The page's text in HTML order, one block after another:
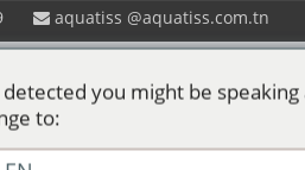
aquatiss aquatiss.com.tn
you might be
to: